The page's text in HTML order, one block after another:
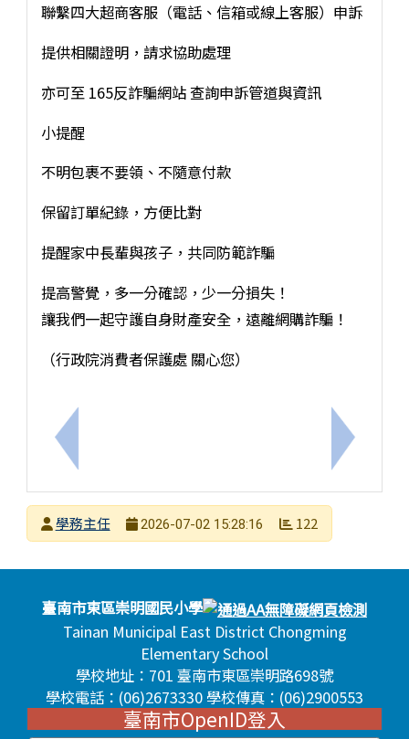
上一筆：轉知 115年臺南市體育獎助金申請辦法及相
聯繫四大超商客服（電話、信箱或線上客服）申訴
提供相關證明，請求協助處理
亦可至 165反詐騙網站 查詢申訴管道與資訊
小提醒
不明包裹不要領、不隨意付款
保留訂單紀錄，方便比對
提醒家中長輩與孩子，共同防範詐騙
提高警覺，多一分確認，少一分損失！
讓我們一起守護自身財產安全，遠離網購詐騙！
（行政院消費者保護處 關心您）
下一筆：
發布者
學務主任
2026-07-02 15:28:16 122
頁尾區域內容
臺南市東區崇明國民小學
Tainan Municipal East District Chongming
Elementary School
學校地址：701 臺南市東區崇明路698號
學校電話：(06)2673330 學校傳真：(06)2900553
臺南市OpenID登入